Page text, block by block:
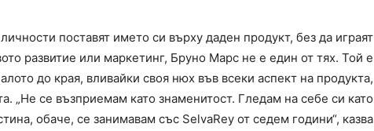
поставят името си върху даден продукт, без да играят
развитие или маркетинг, Бруно Марс не е един от тях. Той е
до края, вливайки своя нюх във всеки аспект на продукта,
„Не се възприемам като знаменитост. Гледам на себе си като
обаче, се занимавам със SelvaRey от седем години“, казва